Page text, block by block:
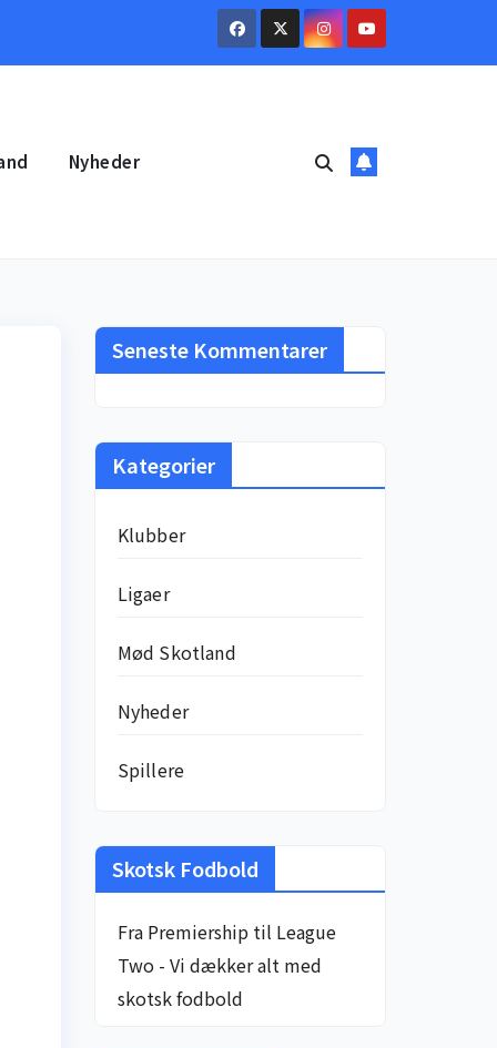
Nyheder
Seneste Kommentarer
Kategorier
Klubber
Ligaer
Mød Skotland
Nyheder
Spillere
Skotsk Fodbold
Fra Premiership til League
Two - Vi dækker alt med
skotsk fodbold